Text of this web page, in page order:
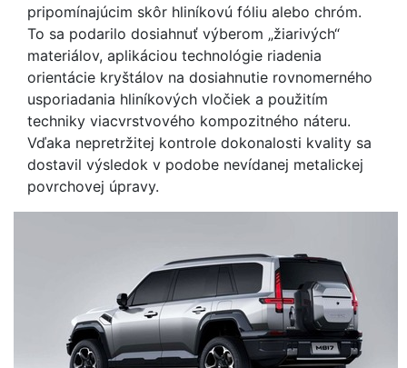
pripomínajúcim skôr hliníkovú fóliu alebo chróm.
To sa podarilo dosiahnuť výberom „žiarivých“
materiálov, aplikáciou technológie riadenia
orientácie kryštálov na dosiahnutie rovnomerného
usporiadania hliníkových vločiek a použitím
techniky viacvrstvového kompozitného náteru.
Vďaka nepretržitej kontrole dokonalosti kvality sa
dostavil výsledok v podobe nevídanej metalickej
povrchovej úpravy.